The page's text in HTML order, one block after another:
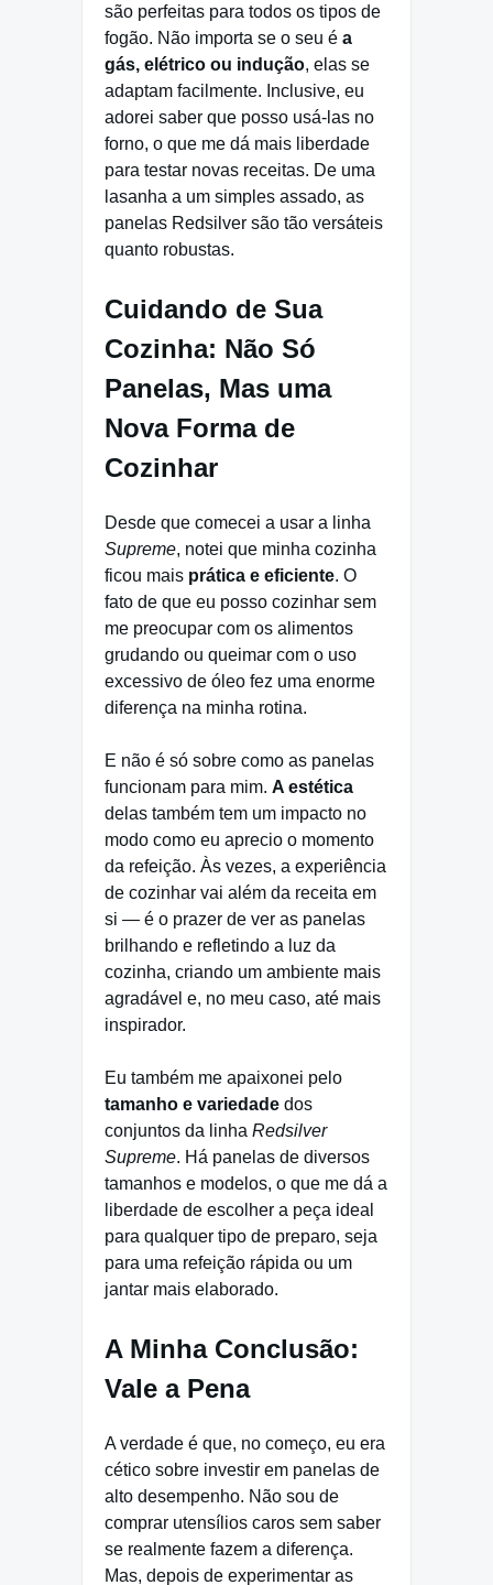
são perfeitas para todos os tipos de
fogão. Não importa se o seu é a
gás, elétrico ou indução, elas se
adaptam facilmente. Inclusive, eu
adorei saber que posso usá-las no
forno, o que me dá mais liberdade
para testar novas receitas. De uma
lasanha a um simples assado, as
panelas Redsilver são tão versáteis
quanto robustas.
Cuidando de Sua
Cozinha: Não Só
Panelas, Mas uma
Nova Forma de
Cozinhar
Desde que comecei a usar a linha
Supreme, notei que minha cozinha
ficou mais prática e eficiente. O
fato de que eu posso cozinhar sem
me preocupar com os alimentos
grudando ou queimar com o uso
excessivo de óleo fez uma enorme
diferença na minha rotina.
E não é só sobre como as panelas
funcionam para mim. A estética
delas também tem um impacto no
modo como eu aprecio o momento
da refeição. Às vezes, a experiência
de cozinhar vai além da receita em
si — é o prazer de ver as panelas
brilhando e refletindo a luz da
cozinha, criando um ambiente mais
agradável e, no meu caso, até mais
inspirador.
Eu também me apaixonei pelo
tamanho e variedade dos
conjuntos da linha Redsilver
Supreme. Há panelas de diversos
tamanhos e modelos, o que me dá a
liberdade de escolher a peça ideal
para qualquer tipo de preparo, seja
para uma refeição rápida ou um
jantar mais elaborado.
A Minha Conclusão:
Vale a Pena
A verdade é que, no começo, eu era
cético sobre investir em panelas de
alto desempenho. Não sou de
comprar utensílios caros sem saber
se realmente fazem a diferença.
Mas, depois de experimentar as